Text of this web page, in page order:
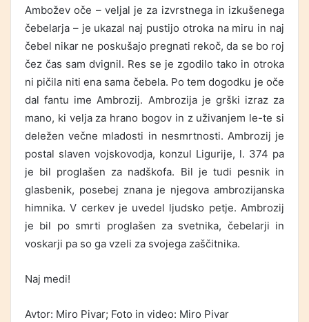
Ambožev oče – veljal je za izvrstnega in izkušenega
čebelarja – je ukazal naj pustijo otroka na miru in naj
čebel nikar ne poskušajo pregnati rekoč, da se bo roj
čez čas sam dvignil. Res se je zgodilo tako in otroka
ni pičila niti ena sama čebela. Po tem dogodku je oče
dal fantu ime Ambrozij. Ambrozija je grški izraz za
mano, ki velja za hrano bogov in z uživanjem le-te si
deležen večne mladosti in nesmrtnosti. Ambrozij je
postal slaven vojskovodja, konzul Ligurije, l. 374 pa
je bil proglašen za nadškofa. Bil je tudi pesnik in
glasbenik, posebej znana je njegova ambrozijanska
himnika. V cerkev je uvedel ljudsko petje. Ambrozij
je bil po smrti proglašen za svetnika, čebelarji in
voskarji pa so ga vzeli za svojega zaščitnika.
Naj medi!
Avtor: Miro Pivar; Foto in video: Miro Pivar